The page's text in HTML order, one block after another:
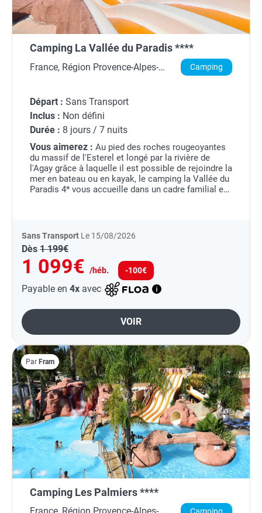
Camping La Vallée du Paradis ****
France, Région Provence-Alpes-
Camping
Départ : Sans Transport
Inclus : Non défini
Durée : 8 jours / 7 nuits
Vous aimerez : Au pied des roches rougeoyantes
du massif de l'Esterel et longé par la rivière de
l'Agay grâce à laquelle il est possible de rejoindre la
mer en bateau ou en kayak, le camping la Vallée du
Paradis 4* vous accueille dans un cadre familial et
Sans Transport Le 15/08/2026
Dès 1 199€
1 099€ /héb. -100€
Payable en 4x avec
VOIR
Par Fram
Camping Les Palmiers ****